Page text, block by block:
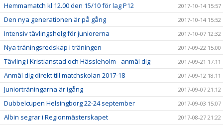
Hemmamatch kl 12.00 den 15/10 för lag P12 2017-10-14 15:57
Den nya generationen är på gång 2017-10-14 15:52
Intensiv tävlingshelg för juniorerna 2017-10-07 12:32
Nya träningsredskap i träningen 2017-09-22 15:00
Tävling i Kristianstad och Hässleholm - anmäl dig 2017-09-21 17:11
Anmäl dig direkt till matchskolan 2017-18 2017-09-12 18:11
Juniorträningarna är igång 2017-09-07 21:12
Dubbelcupen Helsingborg 22-24 september 2017-09-03 15:07
Albin segrar i Regionmästerskapet 2017-08-27 21:22